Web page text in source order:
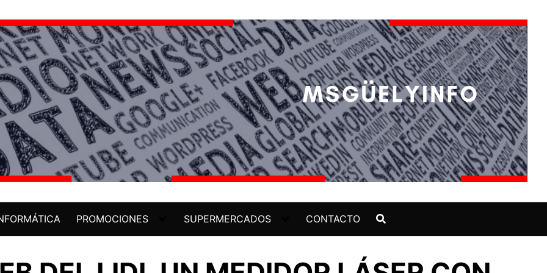
PROMOCIONES SUPERMERCADOS CONTACTO